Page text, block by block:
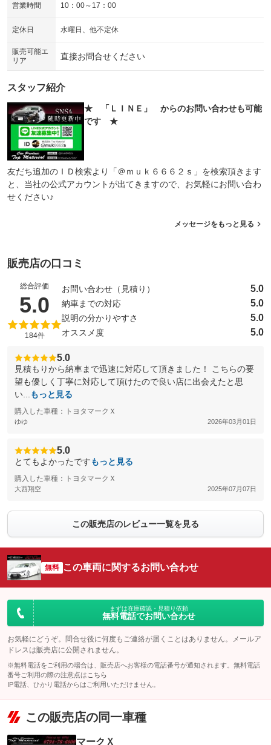
営業時間 10：00～17：00
定休日 水曜日、他不定休
販売可能エ
リア
直接お問合せください
スタッフ紹介
★ 「ＬＩＮＥ」 からのお問い合わせも可能
です ★
友だち追加のＩＤ検索より「＠ｍｕｋ６６６２ｓ」を検索頂きます
と、当社の公式アカウントが出てきますので、お気軽にお問い合わ
せください♪
メッセージをもっと見る
販売店の口コミ
総合評価
5.0 （5点満点中）
184件
お問い合わせ（見積り） 5.0
納車までの対応 5.0
説明の分かりやすさ 5.0
オススメ度 5.0
5.0
見積もりから納車まで迅速に対応して頂きました！ こちらの要
望も優しく丁寧に対応して頂けたので良い店に出会えたと思
い...
もっと見る
購入した車種：トヨタマークＸ
ゆゆ 2026年03月01日
5.0
とてもよかったですもっと見る
購入した車種：トヨタマークＸ
大西翔空 2025年07月07日
この販売店のレビュー一覧を見る
無料 この車両に関するお問い合わせ
まずは在庫確認・見積り依頼
無料電話でお問い合わせ
お気軽にどうぞ。問合せ後に何度もご連絡が届くことはありません。メールア
ドレスは販売店に公開されません。
※無料電話をご利用の場合は、販売店へお客様の電話番号が通知されます。無料電話
番号ご利用の際の注意点は こちら
IP電話、ひかり電話からはご利用いただけません。
この販売店の同一車種
マークＸ